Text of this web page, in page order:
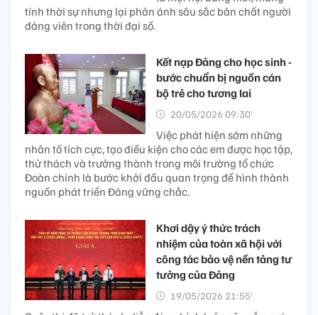
tính thời sự nhưng lại phản ánh sâu sắc bản chất người
đảng viên trong thời đại số.
Kết nạp Đảng cho học sinh -
bước chuẩn bị nguồn cán
bộ trẻ cho tương lai
20/05/2026 09:30’
Việc phát hiện sớm những
nhân tố tích cực, tạo điều kiện cho các em được học tập,
thử thách và trưởng thành trong môi trường tổ chức
Đoàn chính là bước khởi đầu quan trọng để hình thành
nguồn phát triển Đảng vững chắc.
Khơi dậy ý thức trách
nhiệm của toàn xã hội với
công tác bảo vệ nền tảng tư
tưởng của Đảng
19/05/2026 21:55’